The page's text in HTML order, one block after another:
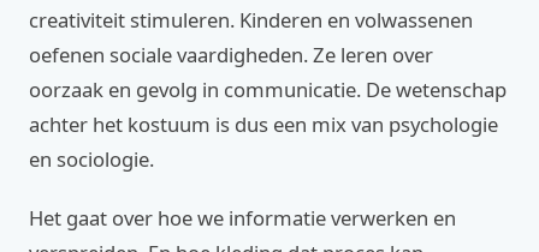
creativiteit stimuleren. Kinderen en volwassenen
oefenen sociale vaardigheden. Ze leren over
oorzaak en gevolg in communicatie. De wetenschap
achter het kostuum is dus een mix van psychologie
en sociologie.
Het gaat over hoe we informatie verwerken en